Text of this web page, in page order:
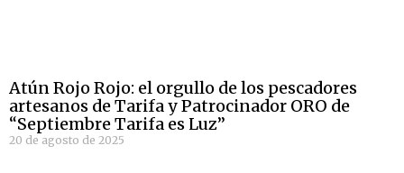
Atún Rojo Rojo: el orgullo de los pescadores
artesanos de Tarifa y Patrocinador ORO de
“Septiembre Tarifa es Luz”
20 de agosto de 2025